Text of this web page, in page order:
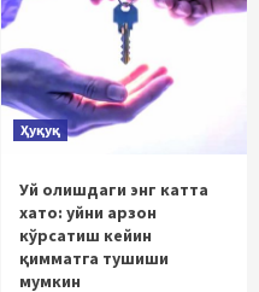
Ҳуқуқ
Уй олишдаги энг катта
хато: уйни арзон
кўрсатиш кейин
қимматга тушиши
мумкин